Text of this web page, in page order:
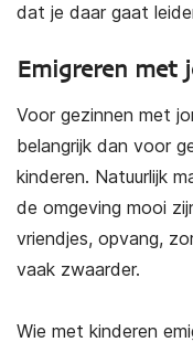
dat je daar gaat
Emigreren met
Voor gezinnen met
belangrijk dan voor
kinderen. Natuurlijk
de omgeving mooi
vriendjes, opvang,
vaak zwaarder.
Wie met kinderen